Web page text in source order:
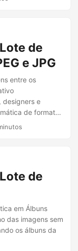
de
e JPG
entre os
designers e
de formatos
de
em Álbuns
das imagens sem
os álbuns da